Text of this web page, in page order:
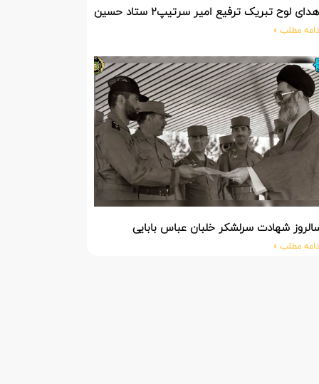
لوح تبریک ترفیع امیر سرتیپ۲ ستاد حسین صادق زاده فرمانده تیپ ۲۵ واکنش سریع شهید آبگون نزاجا مستقر در تبریز
مطلب »
شهادت سرلشکر خلبان عباس بابایی
مطلب »